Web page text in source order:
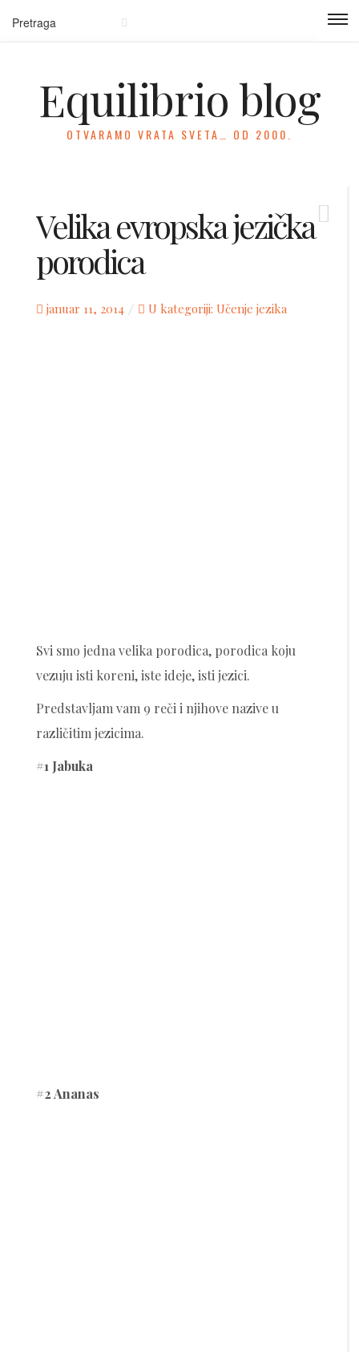
Equilibrio blog
OTVARAMO VRATA SVETA… OD 2000.
Velika evropska jezička
porodica
Posted
januar 11, 2014 U kategoriji: Učenje jezika
Svi smo jedna velika porodica, porodica koju
vezuju isti koreni, iste ideje, isti jezici.
Predstavljam vam 9 reči i njihove nazive u
različitim jezicima.
#1 Jabuka
#2 Ananas